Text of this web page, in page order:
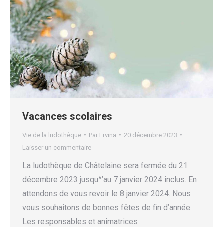
Vacances scolaires
Vie de la ludothèque Par Ervina
20 décembre 2023
Laisser un commentaire
La ludothèque de Châtelaine sera fermée du 21
décembre 2023 jusqu^’au 7 janvier 2024 inclus. En
attendons de vous revoir le 8 janvier 2024. Nous
vous souhaitons de bonnes fêtes de fin d’année.
Les responsables et animatrices